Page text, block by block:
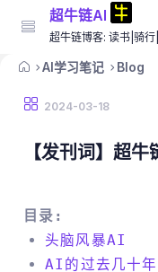
超牛链AI
超牛链博客: 读书|骑
AI学习笔记 Blog
2024-03-18
【发刊词】超
目录:
头脑风暴AI
AI的过去几十年